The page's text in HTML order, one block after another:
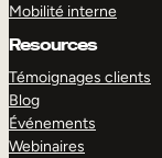
Mobilité interne
Resources
Témoignages clients
Blog
Événements
Webinaires